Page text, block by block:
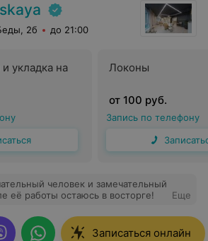
2б до 21:00
укладка на
Локоны
от 100 руб.
Запись по телефону
человек и замечательный
еë работы остаюсь в восторге!
Еще
Записаться онлайн